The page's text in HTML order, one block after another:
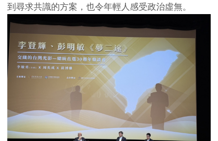
到尋求共識的方案，也令年輕人感受政治虛無。